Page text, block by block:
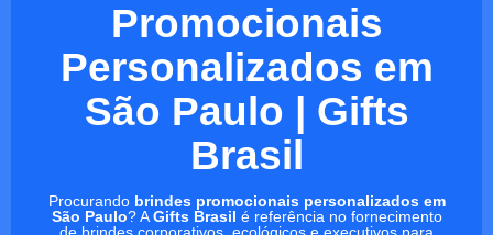
Promocionais
Personalizados em
São Paulo | Gifts
Brasil
Procurando brindes promocionais personalizados em
São Paulo? AGifts Brasil é referência no fornecimento